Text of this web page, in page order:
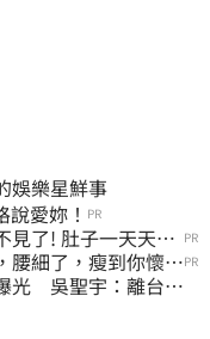
娛樂星鮮事
愛妳！ PR
見了! 肚子一天天變 PR
腰細了，瘦到你懷疑PR
光 吳聖宇：離台灣